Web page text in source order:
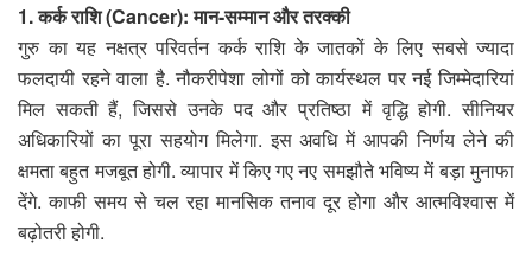
1. कर्क राशि (Cancer): मान-सम्मान और तरक्की
गुरु का यह नक्षत्र परिवर्तन कर्क राशि के जातकों के लिए सबसे ज्यादा
फलदायी रहने वाला है. नौकरीपेशा लोगों को कार्यस्थल पर नई जिम्मेदारियां
मिल सकती हैं, जिससे उनके पद और प्रतिष्ठा में वृद्धि होगी. सीनियर
अधिकारियों का पूरा सहयोग मिलेगा. इस अवधि में आपकी निर्णय लेने की
क्षमता बहुत मजबूत होगी. व्यापार में किए गए नए समझौते भविष्य में बड़ा मुनाफा
देंगे. काफी समय से चल रहा मानसिक तनाव दूर होगा और आत्मविश्वास में
बढ़ोतरी होगी.